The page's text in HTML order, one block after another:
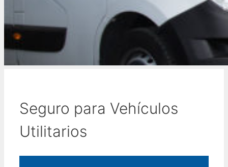
Seguro para Vehículos
Utilitarios